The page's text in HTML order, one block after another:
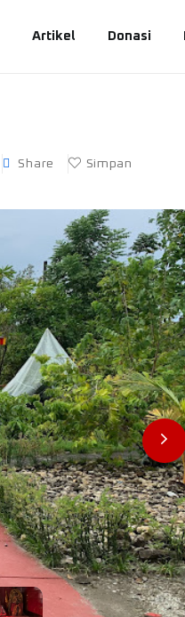
Artikel Donasi
Share Simpan